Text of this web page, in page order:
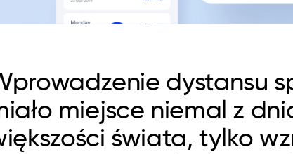
dystansu
miejsce niemal z
świata, tylko